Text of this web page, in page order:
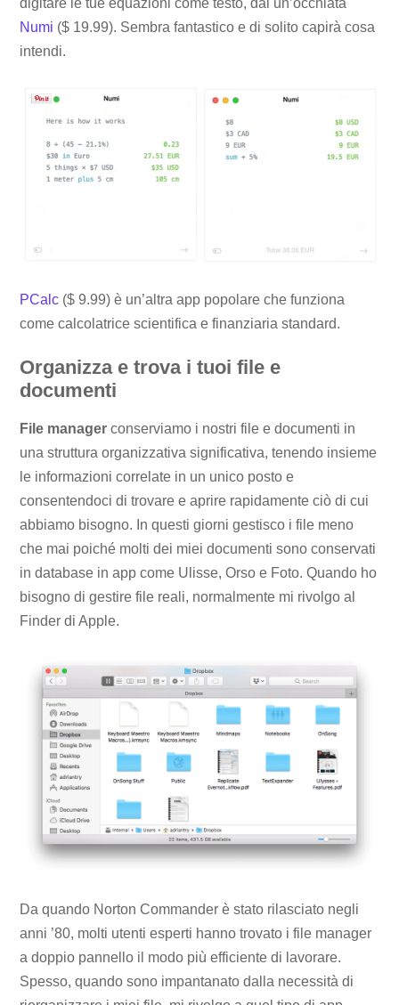
digitare le tue equazioni come testo, dai un’occhiata
Numi ($ 19.99). Sembra fantastico e di solito capirà cosa
intendi.
PCalc ($ 9.99) è un’altra app popolare che funziona
come calcolatrice scientifica e finanziaria standard.
Organizza e trova i tuoi file e
documenti
File manager conserviamo i nostri file e documenti in
una struttura organizzativa significativa, tenendo insieme
le informazioni correlate in un unico posto e
consentendoci di trovare e aprire rapidamente ciò di cui
abbiamo bisogno. In questi giorni gestisco i file meno
che mai poiché molti dei miei documenti sono conservati
in database in app come Ulisse, Orso e Foto. Quando ho
bisogno di gestire file reali, normalmente mi rivolgo al
Finder di Apple.
Da quando Norton Commander è stato rilasciato negli
anni ’80, molti utenti esperti hanno trovato i file manager
a doppio pannello il modo più efficiente di lavorare.
Spesso, quando sono impantanato dalla necessità di